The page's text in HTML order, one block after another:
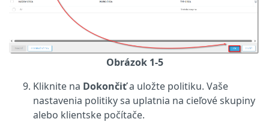
Obrázok 1-5
Kliknite na Dokončiťa uložte politiku. Vaše
nastavenia politiky sa uplatnia na cieľové skupiny
alebo klientske počítače.